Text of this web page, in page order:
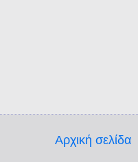
Αρχική σελίδα